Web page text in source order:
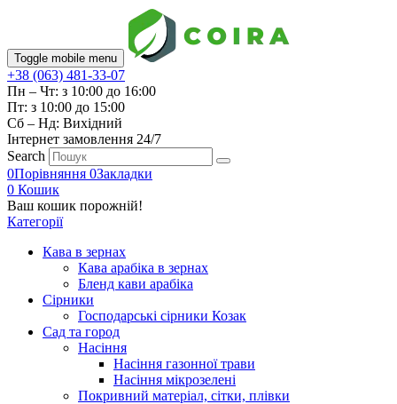
Toggle mobile menu
+38 (063) 481-33-07
Пн – Чт: з 10:00 до 16:00
Пт: з 10:00 до 15:00
Сб – Нд: Вихідний
Інтернет замовлення 24/7
Search
0Порівняння 0Закладки
0 Кошик
Ваш кошик порожній!
Категорії
Кава в зернах
Кава арабіка в зернах
Бленд кави арабіка
Сірники
Господарські сірники Козак
Сад та город
Насіння
Насіння газонної трави
Насіння мікрозелені
Покривний матеріал, сітки, плівки